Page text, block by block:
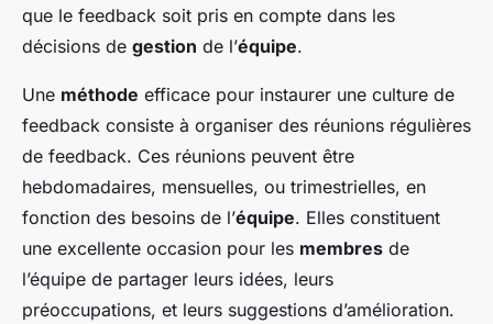
que le feedback soit pris en compte dans les
décisions de gestion de l’équipe.
Une méthode efficace pour instaurer une culture de
feedback consiste à organiser des réunions régulières
de feedback. Ces réunions peuvent être
hebdomadaires, mensuelles, ou trimestrielles, en
fonction des besoins de l’équipe. Elles constituent
une excellente occasion pour les membres de
l’équipe de partager leurs idées, leurs
préoccupations, et leurs suggestions d’amélioration.